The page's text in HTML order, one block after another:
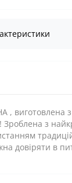
, виготовлена з
Зроблена з
довіряти в